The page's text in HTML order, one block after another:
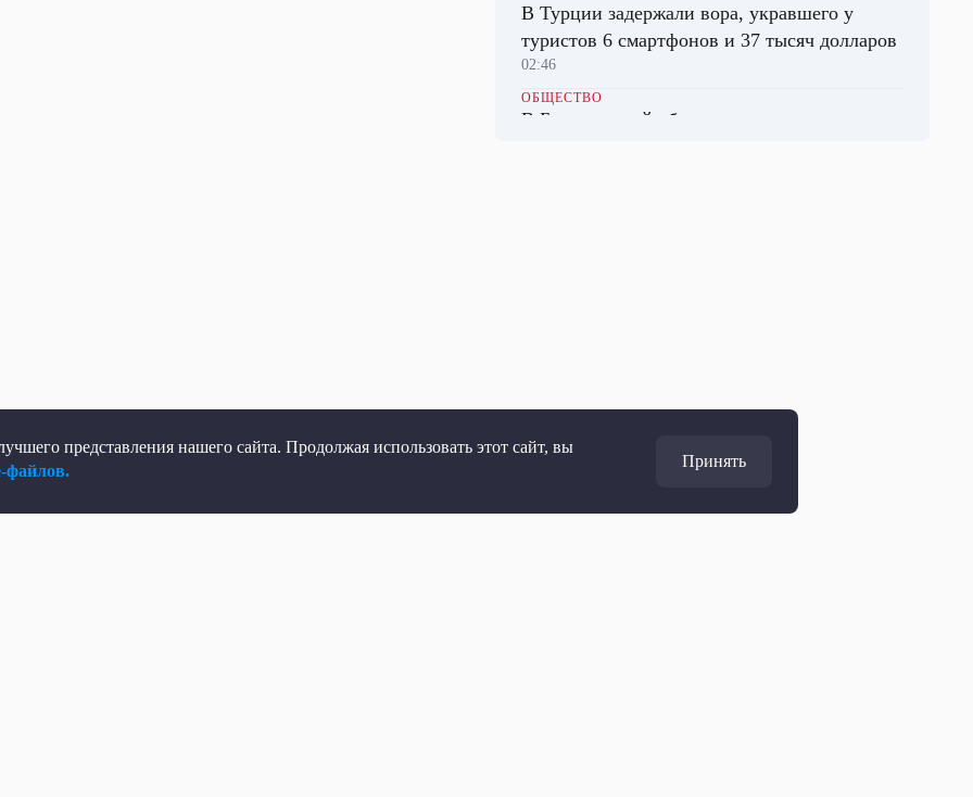
представления нашего сайта. Продолжая использовать этот сайт, вы
файлов.
Принять
В Турции задержали вора, укравшего у
туристов 6 смартфонов и 37 тысяч долларов
02:46
ОБЩЕСТВО
В Белгородской области запустят